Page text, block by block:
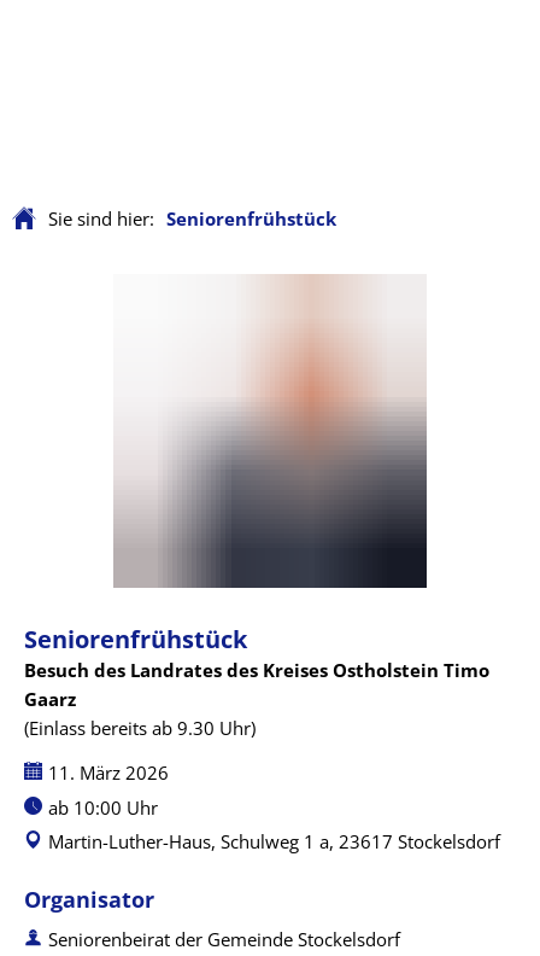
Sie sind hier: Seniorenfrühstück
Seniorenfrühstück
Besuch des Landrates des Kreises Ostholstein Timo
Gaarz
(Einlass bereits ab 9.30 Uhr)
Datum:
11. März 2026
Uhrzeit:
ab 10:00 Uhr
Martin-Luther-Haus, Schulweg 1 a, 23617 Stockelsdorf
Organisator
Seniorenbeirat der Gemeinde Stockelsdorf